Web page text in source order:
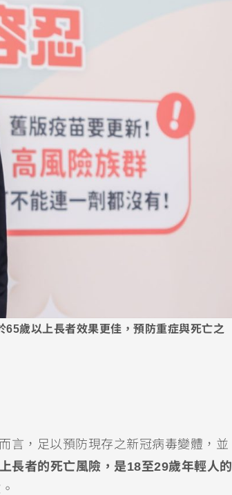
歲以上長者效果更佳，預防重症與死亡之
言，足以預防現存之新冠病毒變體，並
長者的死亡風險，是18至29歲年輕人的
。